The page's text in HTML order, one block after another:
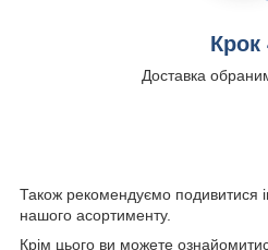
Крок
Доставка
Також рекомендуємо подивитися
нашого асортименту.
Крім цього ви можете